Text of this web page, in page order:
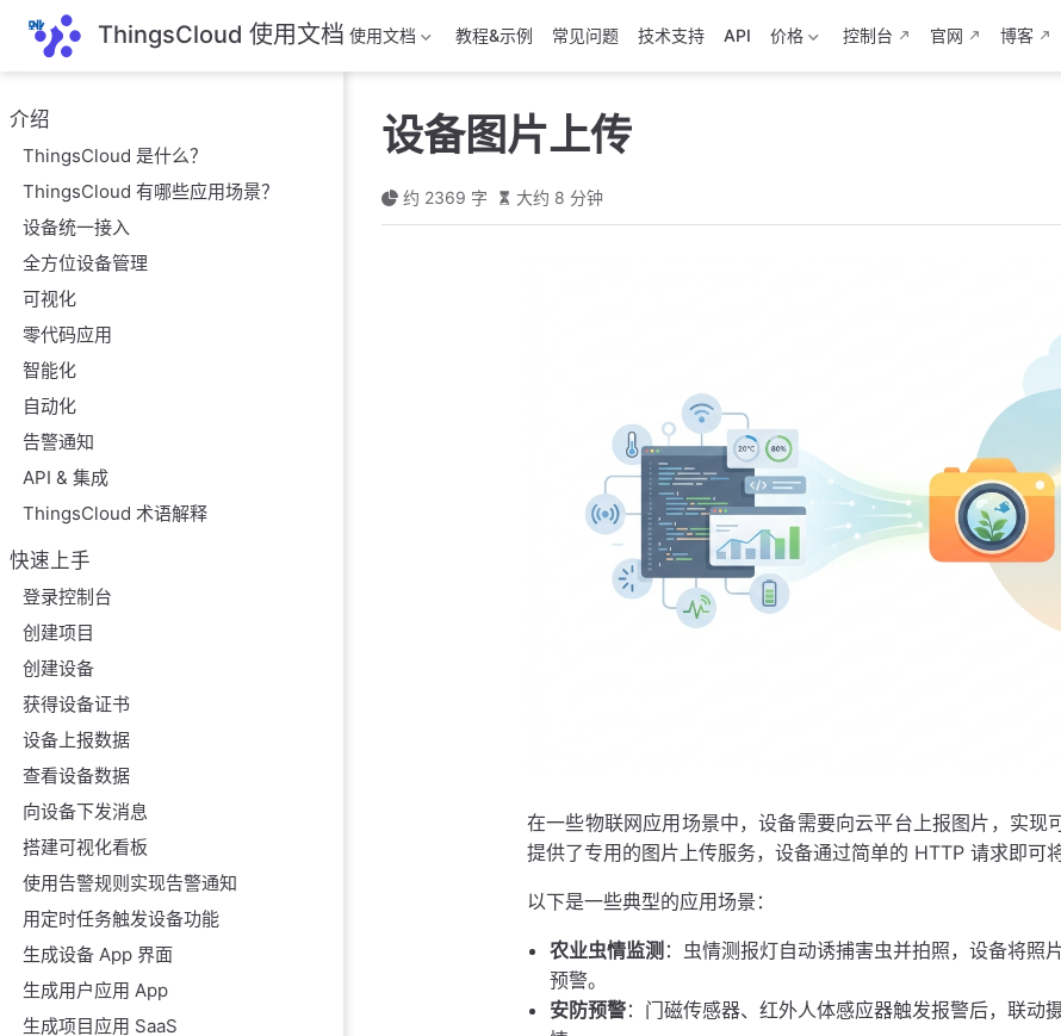
跳
至
主
要
內
容
ThingsCloud 使用文档 使用文档 教程&示例 常见问题 技术支持 API 价格 控制台 官网 博客
介绍
ThingsCloud 是什么？
ThingsCloud 有哪些应用场景？
设备统一接入
全方位设备管理
可视化
零代码应用
智能化
自动化
告警通知
API & 集成
ThingsCloud 术语解释
快速上手
登录控制台
创建项目
创建设备
获得设备证书
设备上报数据
查看设备数据
向设备下发消息
搭建可视化看板
使用告警规则实现告警通知
用定时任务触发设备功能
生成设备 App 界面
生成用户应用 App
生成项目应用 SaaS
设备图片上传
约 2369 字 大约 8 分钟
在一些物联网应用场景中，设备需要向云平台上报图片，实
提供了专用的图片上传服务，设备通过简单的 HTTP 请求即可
以下是一些典型的应用场景：
农业虫情监测 ：虫情测报灯自动诱捕害虫并拍照，设备将照
预警。
安防预警：门磁传感器、红外人体感应器触发报警后，联动